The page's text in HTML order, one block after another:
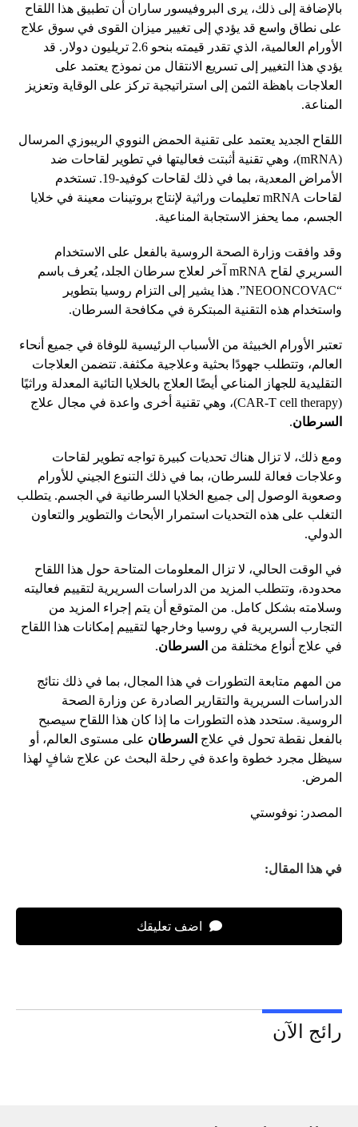
بالإضافة إلى ذلك، يرى البروفيسور ساران أن تطبيق هذا اللقاح
على نطاق واسع قد يؤدي إلى تغيير ميزان القوى في سوق علاج
الأورام العالمية، الذي تقدر قيمته بنحو 2.6 تريليون دولار. قد
يؤدي هذا التغيير إلى تسريع الانتقال من نموذج يعتمد على
العلاجات باهظة الثمن إلى استراتيجية تركز على الوقاية وتعزيز
المناعة.
اللقاح الجديد يعتمد على تقنية الحمض النووي الريبوزي المرسال
(mRNA)، وهي تقنية أثبتت فعاليتها في تطوير لقاحات ضد
الأمراض المعدية، بما في ذلك لقاحات كوفيد-19. تستخدم
لقاحات mRNA تعليمات وراثية لإنتاج بروتينات معينة في خلايا
الجسم، مما يحفز الاستجابة المناعية.
وقد وافقت وزارة الصحة الروسية بالفعل على الاستخدام
السريري لقاح mRNA آخر لعلاج سرطان الجلد، يُعرف باسم
“NEOONCOVAC”. هذا يشير إلى التزام روسيا بتطوير
واستخدام هذه التقنية المبتكرة في مكافحة السرطان.
تعتبر الأورام الخبيثة من الأسباب الرئيسية للوفاة في جميع أنحاء
العالم، وتتطلب جهودًا بحثية وعلاجية مكثفة. تتضمن العلاجات
التقليدية للجهاز المناعي أيضًا العلاج بالخلايا التائية المعدلة وراثيًا
(CAR-T cell therapy)، وهي تقنية أخرى واعدة في مجال علاج
السرطان.
ومع ذلك، لا تزال هناك تحديات كبيرة تواجه تطوير لقاحات
وعلاجات فعالة للسرطان، بما في ذلك التنوع الجيني للأورام
وصعوبة الوصول إلى جميع الخلايا السرطانية في الجسم. يتطلب
التغلب على هذه التحديات استمرار الأبحاث والتطوير والتعاون
الدولي.
في الوقت الحالي، لا تزال المعلومات المتاحة حول هذا اللقاح
محدودة، وتتطلب المزيد من الدراسات السريرية لتقييم فعاليته
وسلامته بشكل كامل. من المتوقع أن يتم إجراء المزيد من
التجارب السريرية في روسيا وخارجها لتقييم إمكانات هذا اللقاح
في علاج أنواع مختلفة من السرطان.
من المهم متابعة التطورات في هذا المجال، بما في ذلك نتائج
الدراسات السريرية والتقارير الصادرة عن وزارة الصحة
الروسية. ستحدد هذه التطورات ما إذا كان هذا اللقاح سيصبح
بالفعل نقطة تحول في علاج السرطان على مستوى العالم، أو
سيظل مجرد خطوة واعدة في رحلة البحث عن علاج شافٍ لهذا
المرض.
المصدر: نوفوستي
في هذا المقال:
اضف تعليقك
رائج الآن